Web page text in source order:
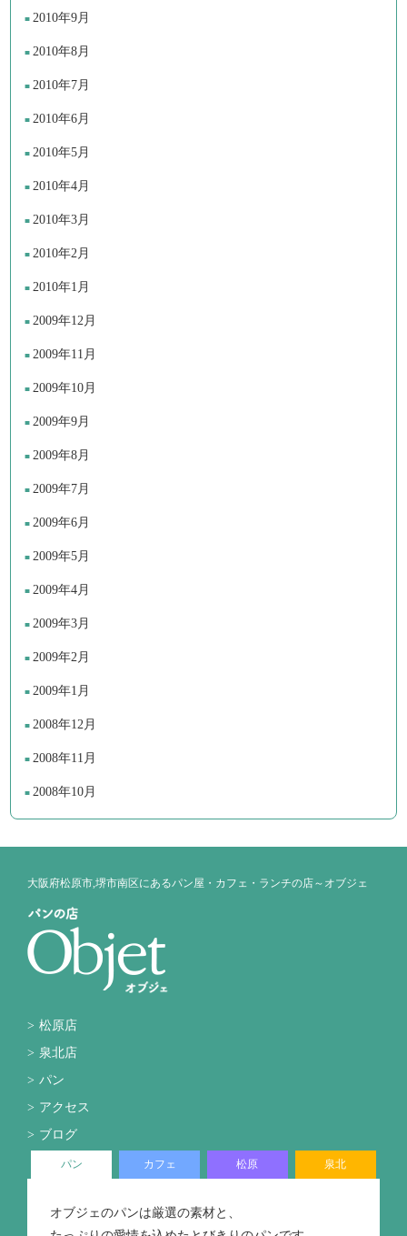
2010年9月
2010年8月
2010年7月
2010年6月
2010年5月
2010年4月
2010年3月
2010年2月
2010年1月
2009年12月
2009年11月
2009年10月
2009年9月
2009年8月
2009年7月
2009年6月
2009年5月
2009年4月
2009年3月
2009年2月
2009年1月
2008年12月
2008年11月
2008年10月
大阪府松原市,堺市南区にあるパン屋・カフェ・ランチの店～オブジェ
松原店
泉北店
パン
アクセス
ブログ
パン カフェ 松原 泉北
オブジェのパンは厳選の素材と、